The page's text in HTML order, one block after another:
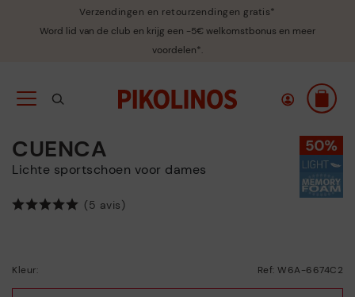
Verzendingen en retourzendingen gratis*
Word lid van de club en krijg een -5€ welkomstbonus en meer
voordelen*.
CUENCA
Lichte sportschoen voor dames
(5 avis)
Kleur: Ref: W6A-6674C2